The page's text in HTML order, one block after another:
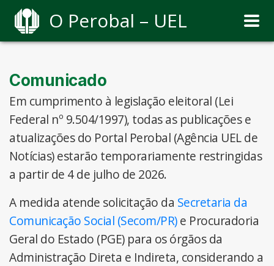
O Perobal – UEL
Comunicado
Em cumprimento à legislação eleitoral (Lei
Federal nº 9.504/1997), todas as publicações e
atualizações do Portal Perobal (Agência UEL de
Notícias) estarão temporariamente restringidas
a partir de 4 de julho de 2026.
A medida atende solicitação da Secretaria da
Comunicação Social (Secom/PR)e Procuradoria
Geral do Estado (PGE) para os órgãos da
Administração Direta e Indireta, considerando a